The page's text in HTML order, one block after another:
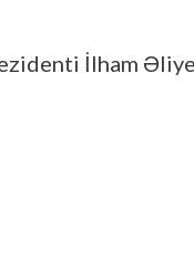
İlham